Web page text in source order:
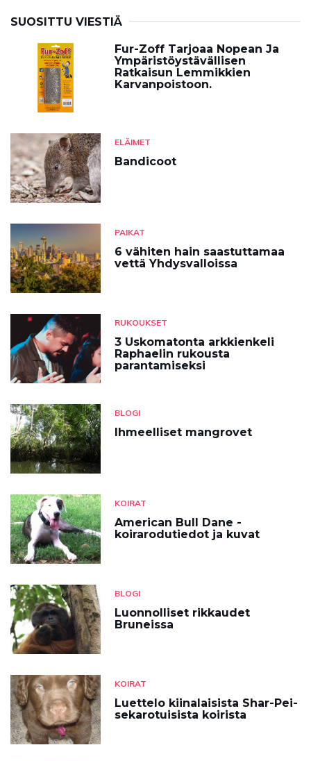
SUOSITTU VIESTIÄ
Fur-Zoff Tarjoaa Nopean Ja
Ympäristöystävällisen
Ratkaisun Lemmikkien
Karvanpoistoon.
ELÄIMET
Bandicoot
PAIKAT
6 vähiten hain saastuttamaa
vettä Yhdysvalloissa
RUKOUKSET
3 Uskomatonta arkkienkeli
Raphaelin rukousta
parantamiseksi
BLOGI
Ihmeelliset mangrovet
KOIRAT
American Bull Dane -
koirarodutiedot ja kuvat
BLOGI
Luonnolliset rikkaudet
Bruneissa
KOIRAT
Luettelo kiinalaisista Shar-Pei-
sekarotuisista koirista